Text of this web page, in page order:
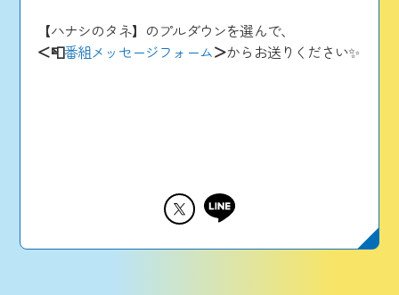
【ハナシのタネ】のプルダウンを選んで、
＜📮番組メッセージフォーム＞からお送りください✨